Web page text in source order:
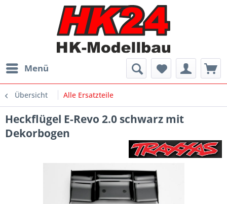
Menü
Übersicht Alle Ersatzteile
Heckflügel E-Revo 2.0 schwarz mit
Dekorbogen